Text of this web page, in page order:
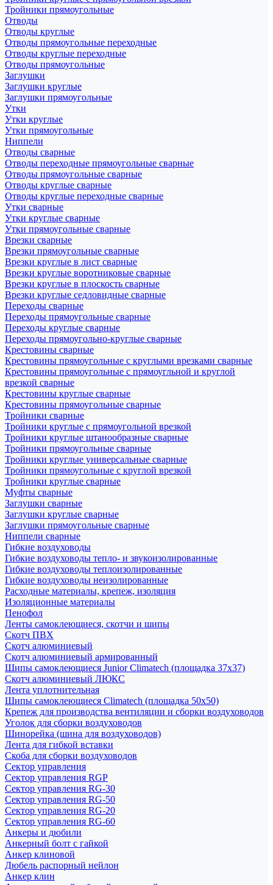
Тройники прямоугольные
Отводы
Отводы круглые
Отводы прямоугольные переходные
Отводы круглые переходные
Отводы прямоугольные
Заглушки
Заглушки круглые
Заглушки прямоугольные
Утки
Утки круглые
Утки прямоугольные
Ниппели
Отводы сварные
Отводы переходные прямоугольные сварные
Отводы прямоугольные сварные
Отводы круглые сварные
Отводы круглые переходные сварные
Утки сварные
Утки круглые сварные
Утки прямоугольные сварные
Врезки сварные
Врезки прямоугольные сварные
Врезки круглые в лист сварные
Врезки круглые воротниковые сварные
Врезки круглые в плоскость сварные
Врезки круглые седловидные сварные
Переходы сварные
Переходы прямоугольные сварные
Переходы круглые сварные
Переходы прямоугольно-круглые сварные
Крестовины сварные
Крестовины прямоугольные с круглыми врезками сварные
Крестовины прямоугольные с прямоугльной и круглой
врезкой сварные
Крестовины круглые сварные
Крестовины прямоугольные сварные
Тройники сварные
Тройники круглые с прямоугольной врезкой
Тройники круглые штанообразные сварные
Тройники прямоугольные сварные
Тройники круглые универсальные сварные
Тройники прямоугольные с круглой врезкой
Тройники круглые сварные
Муфты сварные
Заглушки сварные
Заглушки круглые сварные
Заглушки прямоугольные сварные
Ниппели сварные
Гибкие воздуховоды
Гибкие воздуховоды тепло- и звукоизолированные
Гибкие воздуховоды теплоизолированные
Гибкие воздуховоды неизолированные
Расходные материалы, крепеж, изоляция
Изоляционные материалы
Пенофол
Ленты самоклеющиеся, скотчи и шипы
Скотч ПВХ
Скотч алюминиевый
Скотч алюминиевый армированный
Шипы самоклеющиеся Junior Climatech (площадка 37х37)
Скотч алюминиевый ЛЮКС
Лента уплотнительная
Шипы самоклеющиеся Climatech (площадка 50х50)
Крепеж для производства вентиляции и сборки воздуховодов
Уголок для сборки воздуховодов
Шинорейка (шина для воздуховодов)
Лента для гибкой вставки
Скоба для сборки воздуховодов
Сектор управления
Сектор управления RGP
Сектор управления RG-30
Сектор управления RG-50
Сектор управления RG-20
Сектор управления RG-60
Анкеры и дюбили
Анкерный болт с гайкой
Анкер клиновой
Дюбель распорный нейлон
Анкер клин